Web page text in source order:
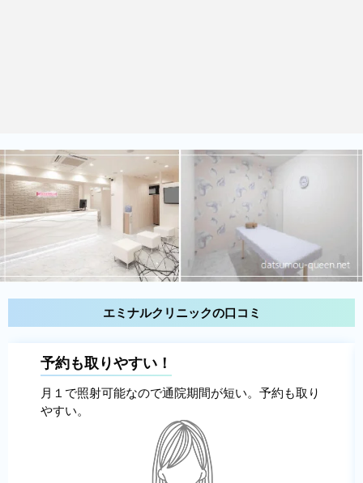
エミナルクリニックの口コミ
予約も取りやすい！
月１で照射可能なので通院期間が短い。予約も取り
やすい。